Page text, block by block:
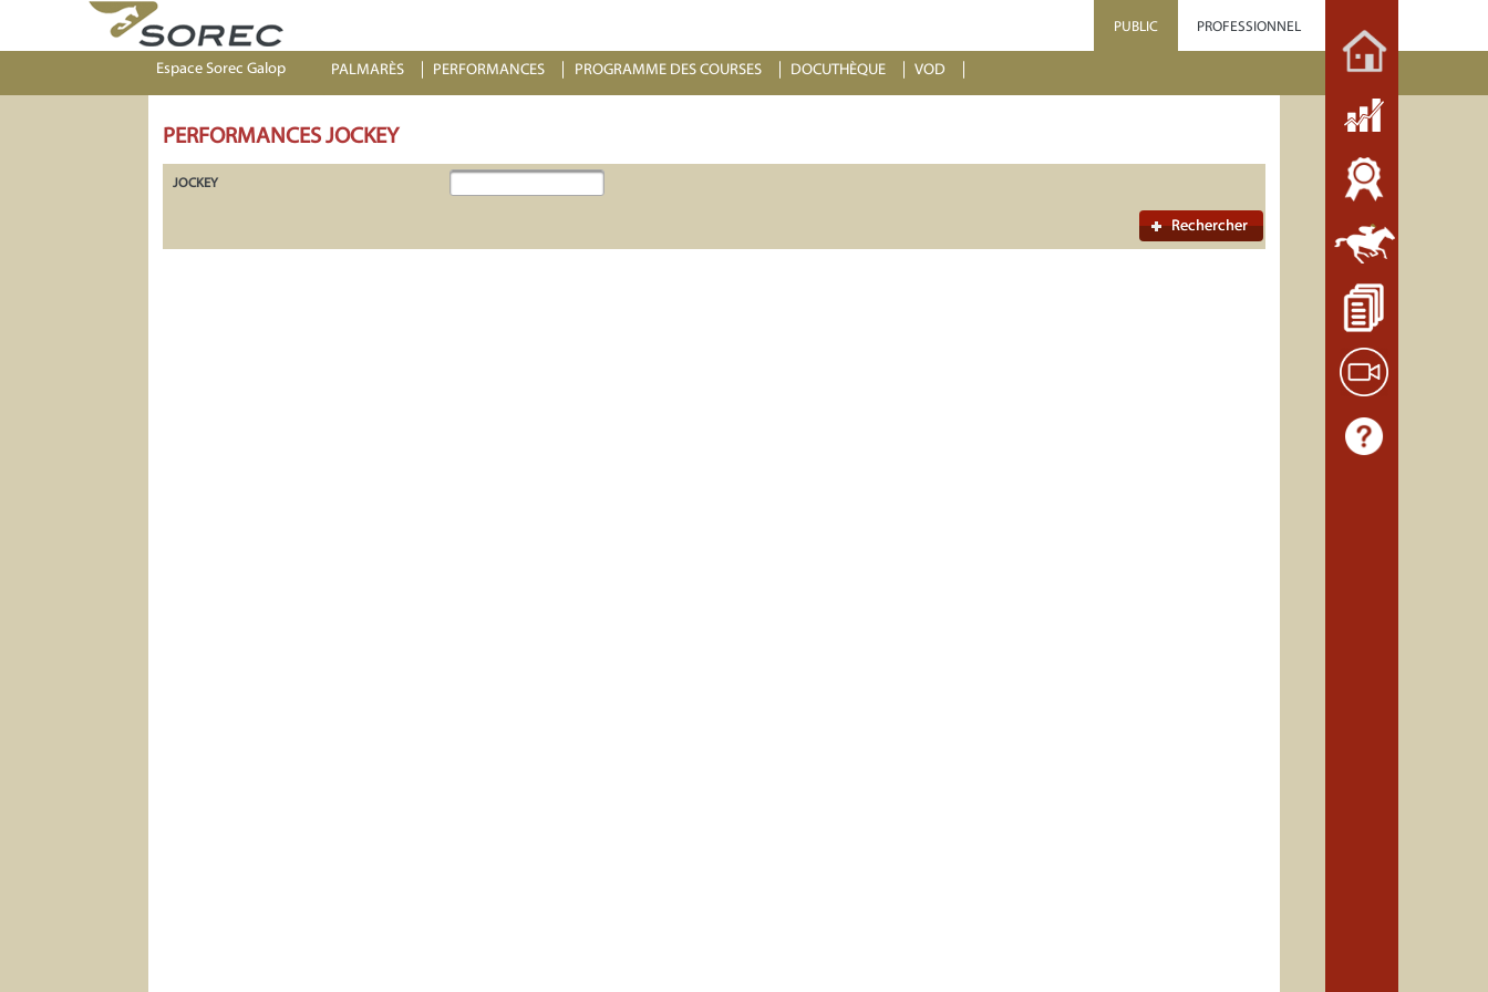
PROFESSIONNEL
PUBLIC
Espace Sorec Galop PALMARÈS PERFORMANCES PROGRAMME DES COURSES DOCUTHÈQUE VOD
PERFORMANCES JOCKEY
JOCKEY
Rechercher